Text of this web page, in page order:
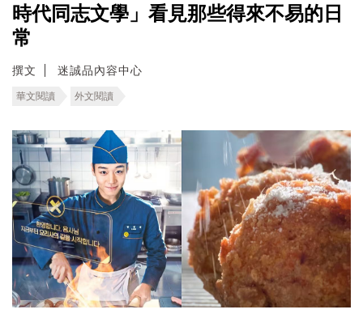
時代同志文學」看見那些得來不易的日
常
撰文 迷誠品內容中心
華文閱讀 外文閱讀